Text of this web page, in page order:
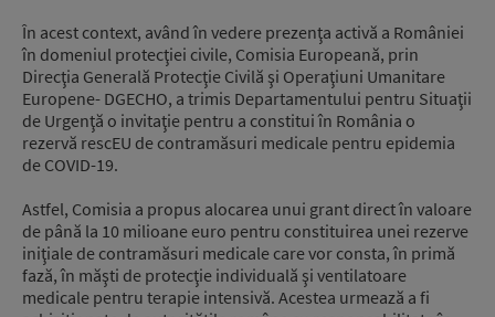
În acest context, având în vedere prezenţa activă a României
în domeniul protecţiei civile, Comisia Europeană, prin
Direcţia Generală Protecţie Civilă şi Operaţiuni Umanitare
Europene- DGECHO, a trimis Departamentului pentru Situaţii
de Urgenţă o invitaţie pentru a constitui în România o
rezervă rescEU de contramăsuri medicale pentru epidemia
de COVID-19.
Astfel, Comisia a propus alocarea unui grant direct în valoare
de până la 10 milioane euro pentru constituirea unei rezerve
iniţiale de contramăsuri medicale care vor consta, în primă
fază, în măşti de protecţie individuală şi ventilatoare
medicale pentru terapie intensivă. Acestea urmează a fi